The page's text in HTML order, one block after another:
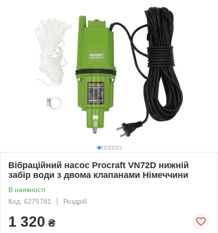
Вібраційний насос Procraft VN72D нижній
забір води з двома клапанами Німеччини
В наявності
Код: 6275781
Роздріб
1 320 ₴